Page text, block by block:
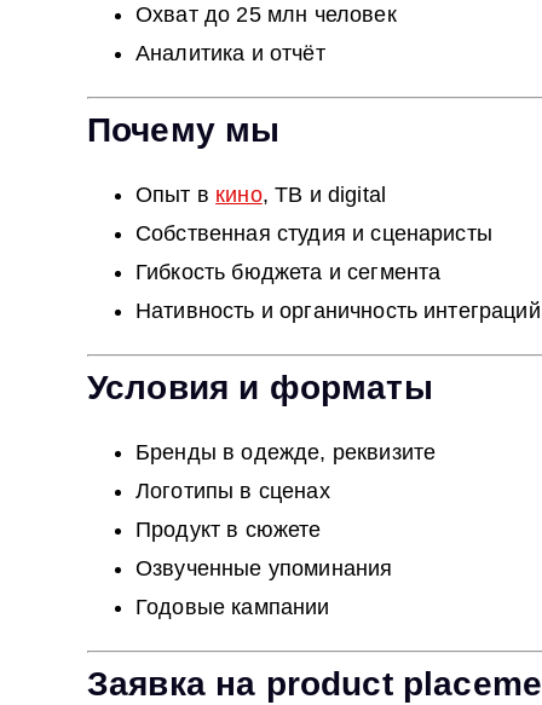
Охват до 25 млн человек
Аналитика и отчёт
Почему мы
Опыт в кино, ТВ и digital
Собственная студия и сценаристы
Гибкость бюджета и сегмента
Нативность и органичность интеграций
Условия и форматы
Бренды в одежде, реквизите
Логотипы в сценах
Продукт в сюжете
Озвученные упоминания
Годовые кампании
Заявка на product